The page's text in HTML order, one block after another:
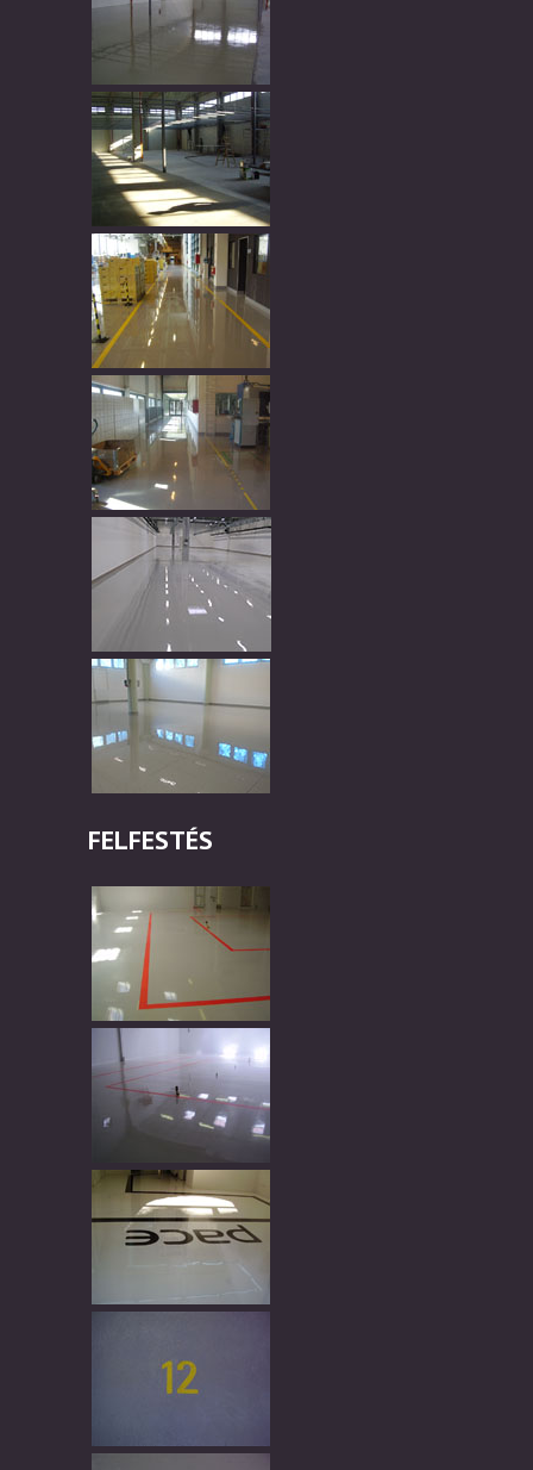
FELFESTÉS